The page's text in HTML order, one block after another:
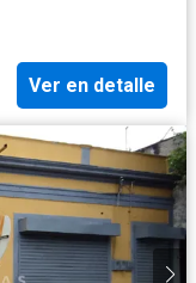
Ver en detalle